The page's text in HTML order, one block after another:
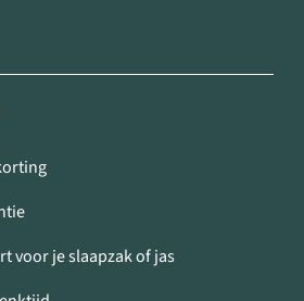
voor je slaapzak of jas